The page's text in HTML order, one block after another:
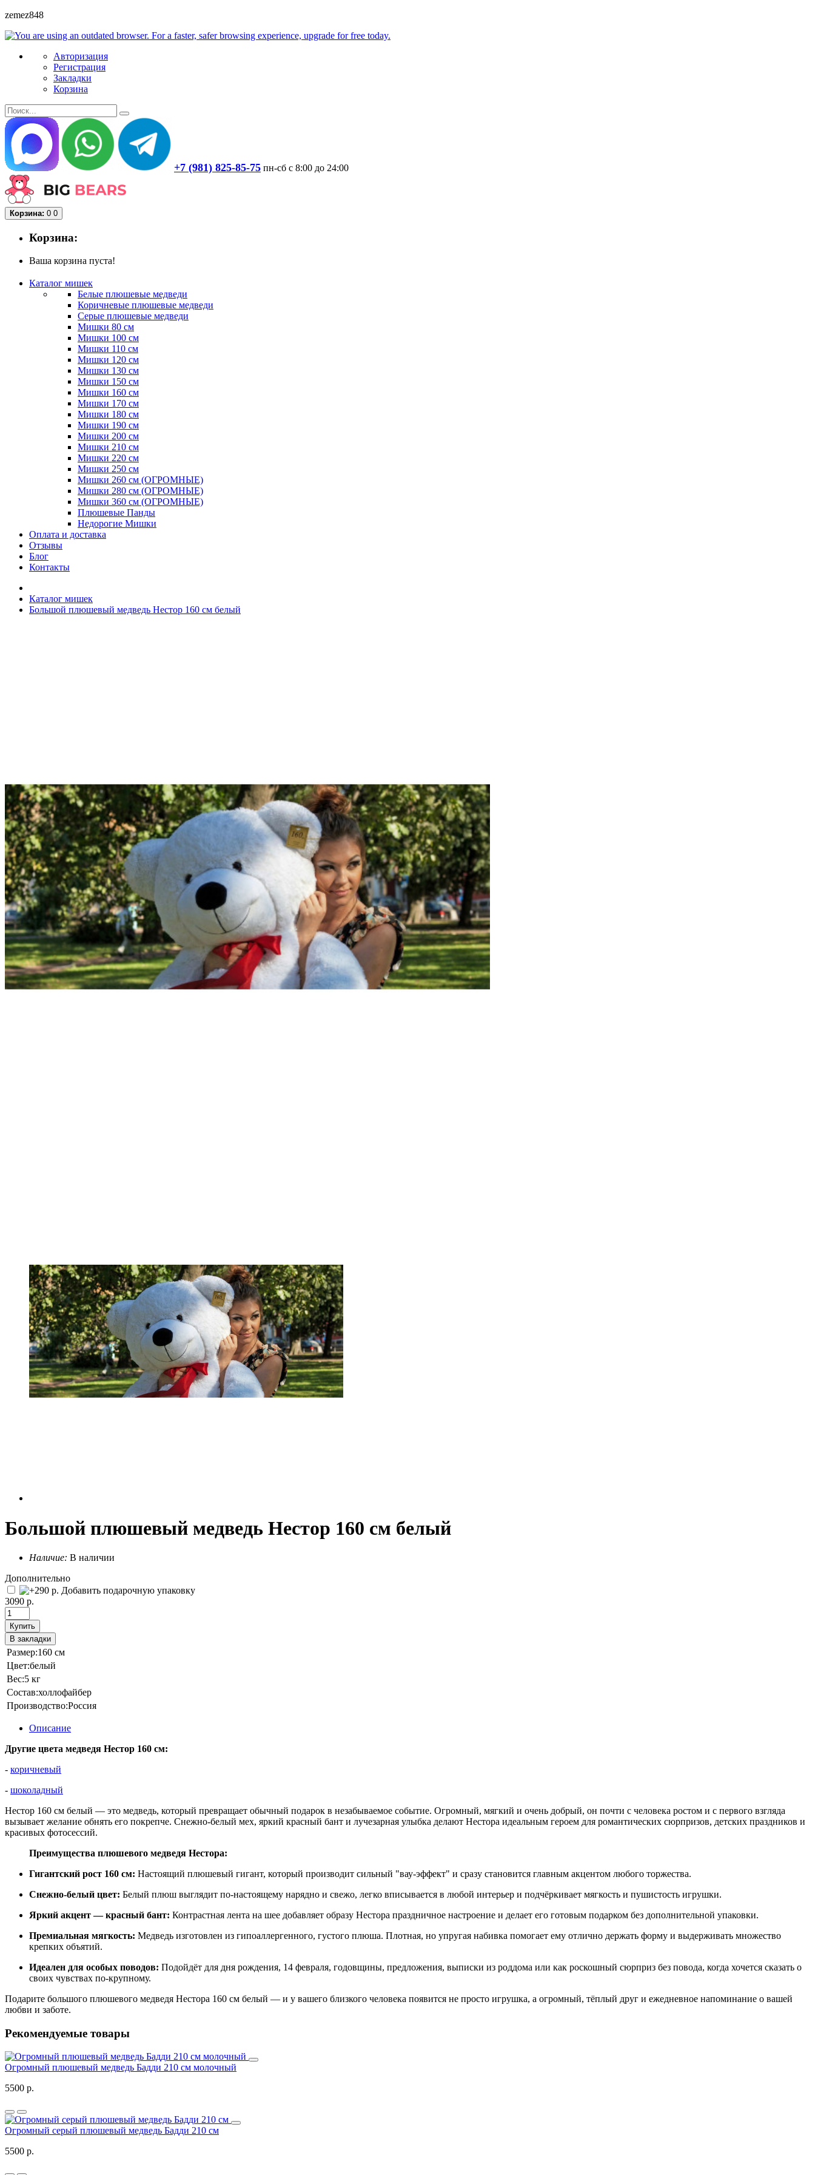
zemez848
Авторизация
Регистрация
Закладки
Корзина
+7 (981) 825-85-75 пн-сб с 8:00 до 24:00
Корзина: 0 0
Корзина:
Ваша корзина пуста!
Каталог мишек
Белые плюшевые медведи
Коричневые плюшевые медведи
Серые плюшевые медведи
Мишки 80 см
Мишки 100 см
Мишки 110 см
Мишки 120 см
Мишки 130 см
Мишки 150 см
Мишки 160 см
Мишки 170 см
Мишки 180 см
Мишки 190 см
Мишки 200 см
Мишки 210 см
Мишки 220 см
Мишки 250 см
Мишки 260 см (ОГРОМНЫЕ)
Мишки 280 см (ОГРОМНЫЕ)
Мишки 360 см (ОГРОМНЫЕ)
Плюшевые Панды
Недорогие Мишки
Оплата и доставка
Отзывы
Блог
Контакты
Каталог мишек
Большой плюшевый медведь Нестор 160 см белый
Большой плюшевый медведь Нестор 160 см белый
Наличие: В наличии
Дополнительно
Добавить подарочную упаковку
3090 р.
Купить
В закладки
Размер:160 см
Цвет:белый
Вес:5 кг
Состав:холлофайбер
Производство:Россия
Описание
Другие цвета медведя Нестор 160 см:
- коричневый
- шоколадный
Нестор 160 см белый — это медведь, который превращает обычный подарок в незабываемое событие. Огромный, мягкий и очень добрый, он почти с человека ростом и с первого взгляда
вызывает желание обнять его покрепче. Снежно‑белый мех, яркий красный бант и лучезарная улыбка делают Нестора идеальным героем для романтических сюрпризов, детских праздников и
красивых фотосессий.
Преимущества плюшевого медведя Нестора:
Гигантский рост 160 см: Настоящий плюшевый гигант, который производит сильный "вау‑эффект" и сразу становится главным акцентом любого торжества.
Снежно‑белый цвет: Белый плюш выглядит по‑настоящему нарядно и свежо, легко вписывается в любой интерьер и подчёркивает мягкость и пушистость игрушки.
Яркий акцент — красный бант: Контрастная лента на шее добавляет образу Нестора праздничное настроение и делает его готовым подарком без дополнительной упаковки.
Премиальная мягкость: Медведь изготовлен из гипоаллергенного, густого плюша. Плотная, но упругая набивка помогает ему отлично держать форму и выдерживать множество
крепких объятий.
Идеален для особых поводов: Подойдёт для дня рождения, 14 февраля, годовщины, предложения, выписки из роддома или как роскошный сюрприз без повода, когда хочется сказать о
своих чувствах по‑крупному.
Подарите большого плюшевого медведя Нестора 160 см белый — и у вашего близкого человека появится не просто игрушка, а огромный, тёплый друг и ежедневное напоминание о вашей
любви и заботе.
Рекомендуемые товары
Огромный плюшевый медведь Бадди 210 см молочный
5500 р.
Огромный серый плюшевый медведь Бадди 210 см
5500 р.